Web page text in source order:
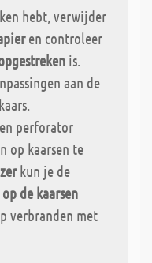
hebt, verwijder
en controleer
is.
aan de
perforator
op kaarsen te
kun je de
de kaarsen
verbranden met